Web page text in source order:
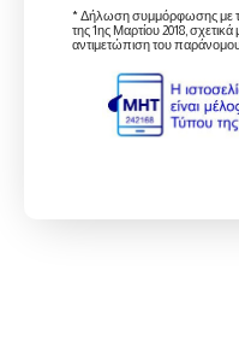
* Δήλωση συμμόρφωσης με
της 1ης Μαρτίου 2018,
αντιμετώπιση του